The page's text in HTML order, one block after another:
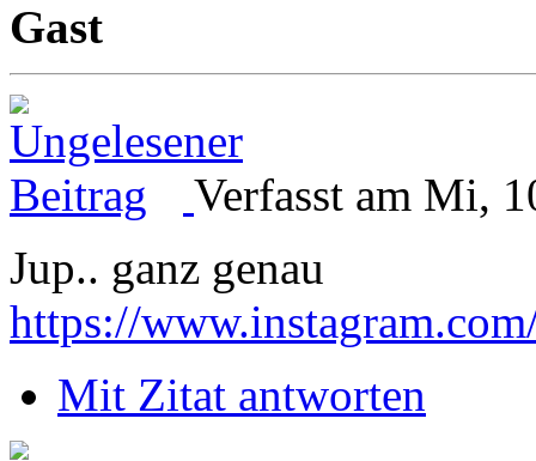
Gast
Verfasst am Mi,
Jup.. ganz genau
https://
Mit Zitat antworten